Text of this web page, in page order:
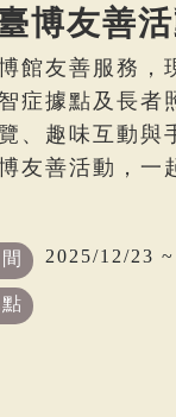
博友善
館友善服務，
症據點及長者
、趣味互動與
友善活動，一
2025/12/23